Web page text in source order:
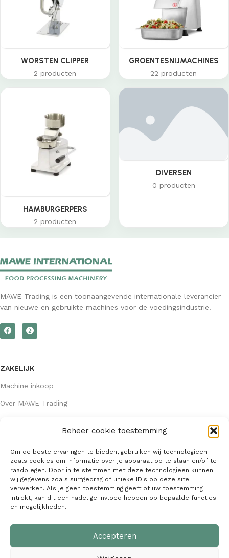
Beheer cookie toestemming
Om de beste ervaringen te bieden, gebruiken wij technologieën
zoals cookies om informatie over je apparaat op te slaan en/of te
raadplegen. Door in te stemmen met deze technologieën kunnen
wij gegevens zoals surfgedrag of unieke ID's op deze site
verwerken. Als je geen toestemming geeft of uw toestemming
intrekt, kan dit een nadelige invloed hebben op bepaalde functies
en mogelijkheden.
Accepteren
WORSTEN CLIPPER
2 producten
GROENTESNIJMACHINES
22 producten
HAMBURGERPERS
2 producten
DIVERSEN
0 producten
MAWE Trading is een toonaangevende internationale leverancier
van nieuwe en gebruikte machines voor de voedingsindustrie.
ZAKELIJK
Machine inkoop
Over MAWE Trading
Algemene voorwaarden
KVK: 64407667
info@mawetrading.nl
+31 6 53 270 335
| Webdesign: